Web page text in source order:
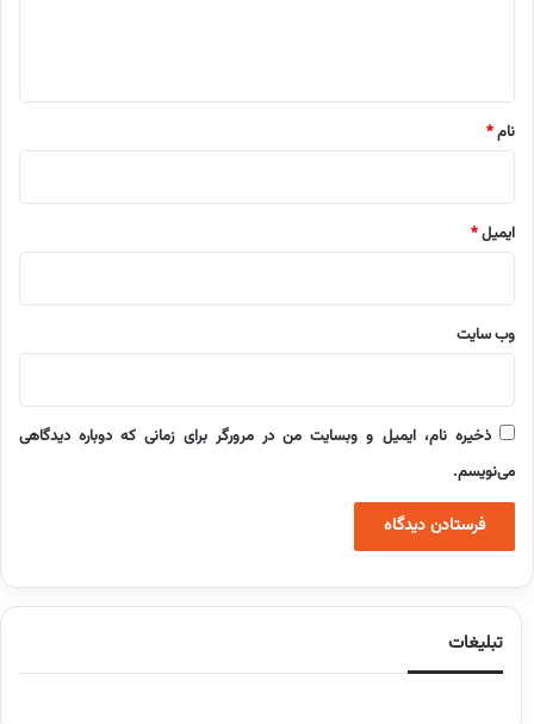
نام*
ایمیل*
وب‌ سایت
ذخیره نام، ایمیل و وبسایت من در مرورگر برای زمانی که دوباره دیدگاهی
می‌نویسم.
تبلیغات